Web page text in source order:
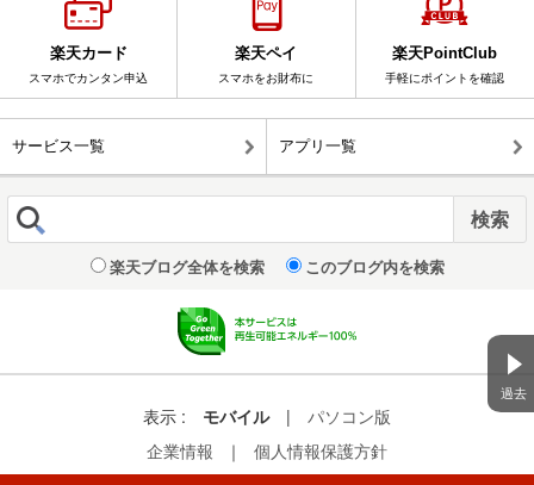
過去
楽天カード
スマホでカンタン申込
楽天ペイ
スマホをお財布に
楽天PointClub
手軽にポイントを確認
サービス一覧 アプリ一覧
楽天ブログ全体を検索 このブログ内を検索
表示 : モバイル |
パソコン版
企業情報
｜ 個人情報保護方針